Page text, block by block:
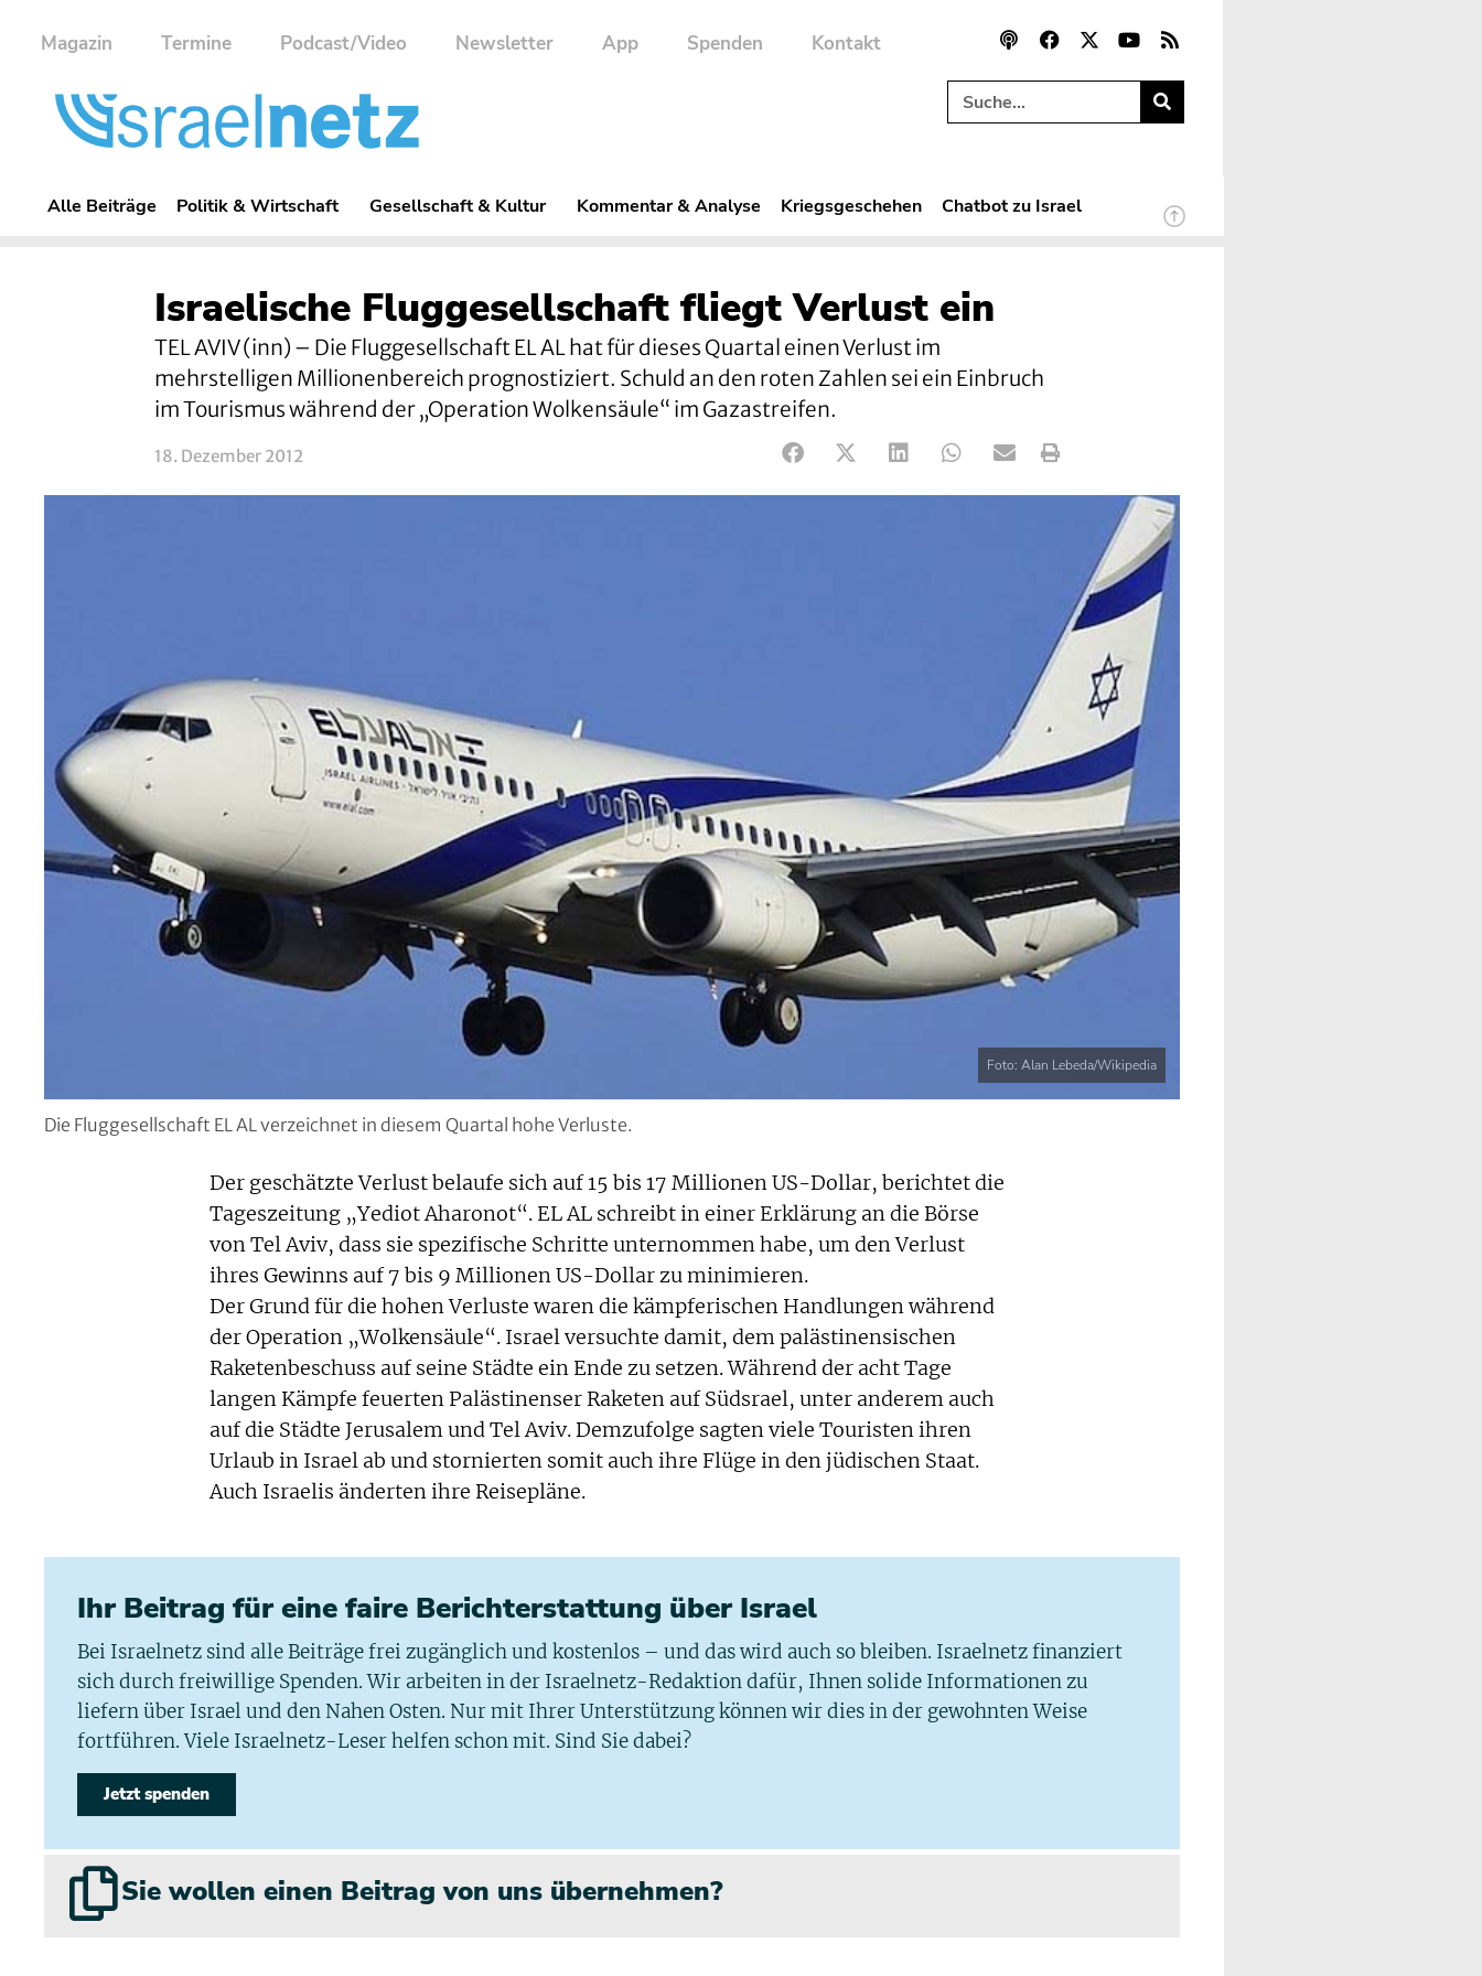
Magazin Termine Podcast/Video Newsletter App Spenden Kontakt
Alle Beiträge Politik & Wirtschaft Gesellschaft & Kultur Kommentar & Analyse Kriegsgeschehen Chatbot zu Israel
Israelische Fluggesellschaft fliegt Verlust ein
TEL AVIV (inn) – Die Fluggesellschaft EL AL hat für dieses Quartal einen Verlust im
mehrstelligen Millionenbereich prognostiziert. Schuld an den roten Zahlen sei ein Einbruch
im Tourismus während der „Operation Wolkensäule“ im Gazastreifen.
18. Dezember 2012
Foto: Alan Lebeda/Wikipedia
Die Fluggesellschaft EL AL verzeichnet in diesem Quartal hohe Verluste.
Der geschätzte Verlust belaufe sich auf 15 bis 17 Millionen US-Dollar, berichtet die
Tageszeitung „Yediot Aharonot“. EL AL schreibt in einer Erklärung an die Börse
von Tel Aviv, dass sie spezifische Schritte unternommen habe, um den Verlust
ihres Gewinns auf 7 bis 9 Millionen US-Dollar zu minimieren.
Der Grund für die hohen Verluste waren die kämpferischen Handlungen während
der Operation „Wolkensäule“. Israel versuchte damit, dem palästinensischen
Raketenbeschuss auf seine Städte ein Ende zu setzen. Während der acht Tage
langen Kämpfe feuerten Palästinenser Raketen auf Südsrael, unter anderem auch
auf die Städte Jerusalem und Tel Aviv. Demzufolge sagten viele Touristen ihren
Urlaub in Israel ab und stornierten somit auch ihre Flüge in den jüdischen Staat.
Auch Israelis änderten ihre Reisepläne.
Ihr Beitrag für eine faire Berichterstattung über Israel
Bei Israelnetz sind alle Beiträge frei zugänglich und kostenlos – und das wird auch so bleiben. Israelnetz finanziert
sich durch freiwillige Spenden. Wir arbeiten in der Israelnetz-Redaktion dafür, Ihnen solide Informationen zu
liefern über Israel und den Nahen Osten. Nur mit Ihrer Unterstützung können wir dies in der gewohnten Weise
fortführen. Viele Israelnetz-Leser helfen schon mit. Sind Sie dabei?
Jetzt spenden
Sie wollen einen Beitrag von uns übernehmen?